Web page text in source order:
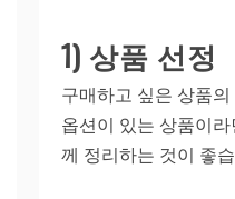
1) 상품 선정
구매하고 싶은 상품
옵션이 있는 상품이
께 정리하는 것이 좋